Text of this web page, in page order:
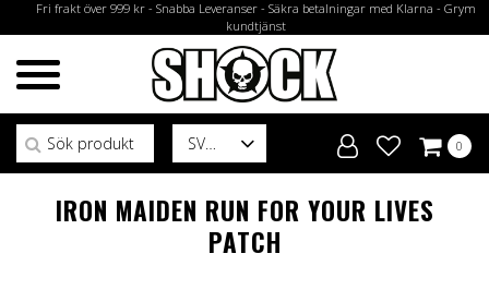
Fri frakt över 999 kr - Snabba Leveranser - Säkra betalningar med Klarna - Grym
kundtjänst
SV
Sök efter:
0
IRON MAIDEN RUN FOR YOUR LIVES
PATCH